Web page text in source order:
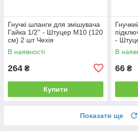
Гнучкі шланги для змішувача
Гайка 1/2'' - Штуцер M10 (120
см) 2 шт Чехія
В наявності
264 ₴
Купити
-
В
66 ₴
Показати ще